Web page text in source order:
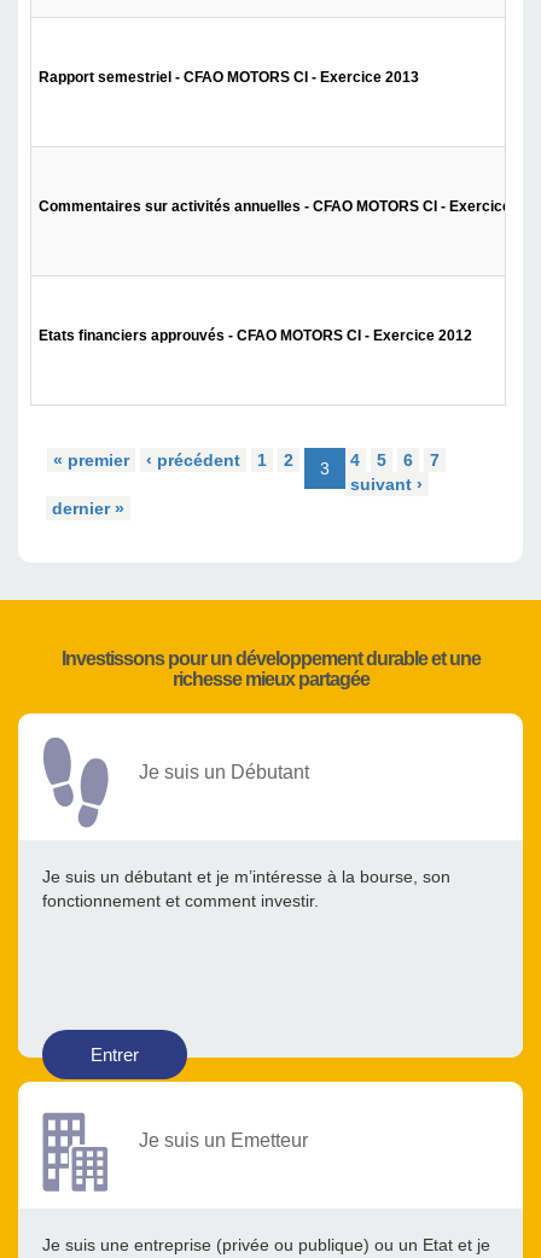
Rapport semestriel - CFAO MOTORS CI - Exercice 2013
Commentaires sur activités annuelles - CFAO MOTORS CI - Exercice
Etats financiers approuvés - CFAO MOTORS CI - Exercice 2012
« premier ‹ précédent 1 2 3 4 5 6
7
suivant ›
dernier »
Investissons pour un développement durable et une
richesse mieux partagée
Je suis un Débutant
Je suis un débutant et je m’intéresse à la bourse, son
fonctionnement et comment investir.
Entrer
Je suis un Emetteur
Je suis une entreprise (privée ou publique) ou un Etat et je